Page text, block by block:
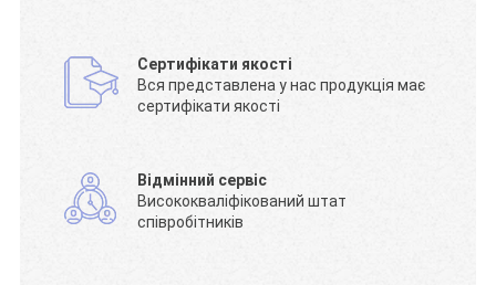
Сертифікати якості
Вся представлена у нас продукція має
сертифікати якості
Відмінний сервіс
Висококваліфікований штат
співробітників